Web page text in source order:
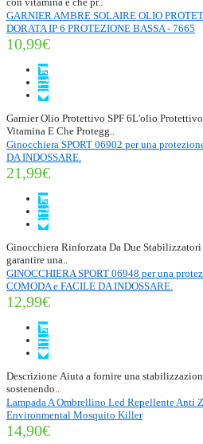
GARNIER AMBRE SOLAIRE OLIO
DORATA IP 6 PROTEZIONE BASSA - 7665
10,99€
Garnier Olio Protettivo SPF 6L'olio
Vitamina E Che Protegg..
Ginocchiera SPORT 06902 per una
DA INDOSSARE.
21,99€
Ginocchiera Rinforzata Da Due
garantire una..
GINOCCHIERA SPORT 06948 per una
COMODA e FACILE DA INDOSSARE.
12,99€
Descrizione Aiuta a fornire una
sostenendo..
Lampada A Ombrellino Led Repellente Anti
Environmental Mosquito Killer
14,90€